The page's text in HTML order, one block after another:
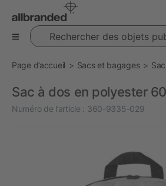
Rechercher des objets publicitaires
Page d’accueil Sacs et bagages
Sac à dos en polyester
Numéro de l’article : 360-9335-029